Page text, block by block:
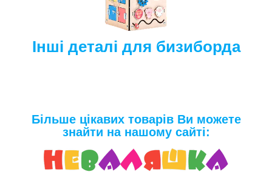
Інші деталі для бизиборда
Більше цікавих товарів Ви можете
знайти на нашому сайті: